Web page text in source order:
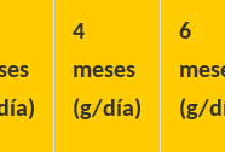
4
meses
(g/día)
6
(g/